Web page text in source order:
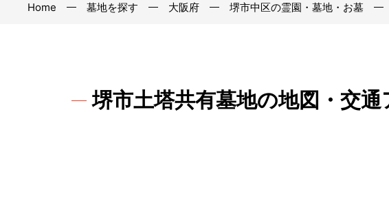
Home 墓地を探す 大阪府 堺市中区の霊園・墓地・お墓
堺市土塔共有墓地の地図・交通